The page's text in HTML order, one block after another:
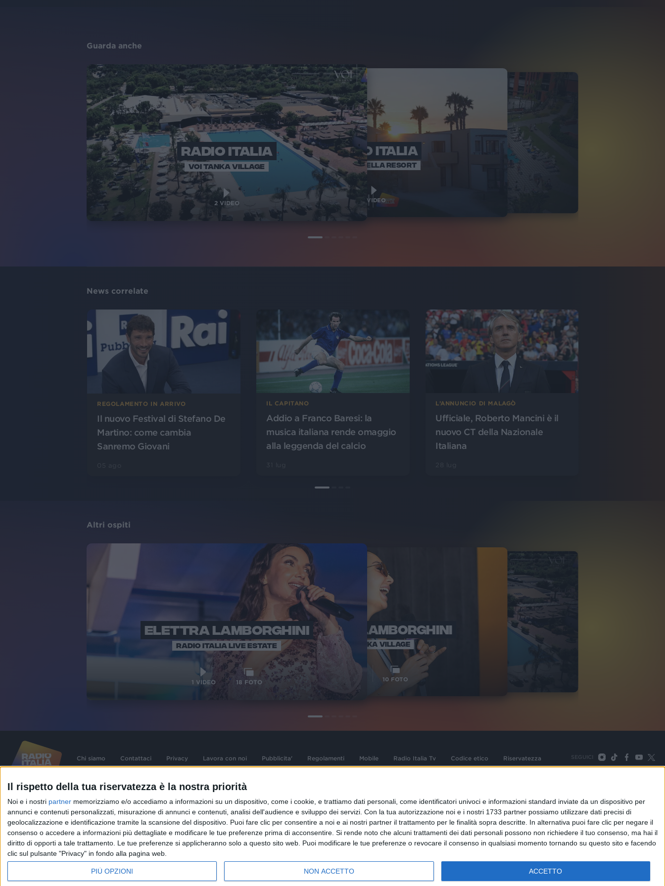
Il rispetto della tua riservatezza è la nostra priorità
Noi e i nostri partner memorizziamo e/o accediamo a informazioni su un dispositivo, come i cookie, e trattiamo dati personali, come identificatori univoci e informazioni standard inviate da un dispositivo per
annunci e contenuti personalizzati, misurazione di annunci e contenuti, analisi dell'audience e sviluppo dei servizi. Con la tua autorizzazione noi e i nostri 1733 partner possiamo utilizzare dati precisi di
geolocalizzazione e identificazione tramite la scansione del dispositivo. Puoi fare clic per consentire a noi e ai nostri partner il trattamento per le finalità sopra descritte. In alternativa puoi fare clic per negare il
consenso o accedere a informazioni più dettagliate e modificare le tue preferenze prima di acconsentire. Si rende noto che alcuni trattamenti dei dati personali possono non richiedere il tuo consenso, ma hai il
diritto di opporti a tale trattamento. Le tue preferenze si applicheranno solo a questo sito web. Puoi modificare le tue preferenze o revocare il consenso in qualsiasi momento tornando su questo sito e facendo
clic sul pulsante "Privacy" in fondo alla pagina web.
PIÙ OPZIONI NON ACCETTO ACCETTO
Guarda anche
RADIO ITALIA
VOI TANKA VILLAGE
2VIDEO
RADIO ITALIA
VOI ARENELLA RESORT
VIDEO
RADIO ITALIA
BRAVO BAIA DI TINDARI 2026
News correlate
REGOLAMENTO IN ARRIVO
Il nuovo Festival di Stefano De
Martino: come cambia
Sanremo Giovani
IL CAPITANO
Addio a Franco Baresi: la
musica italiana rende omaggio
alla leggenda del calcio
L’ANNUNCIO DI MALAGÒ
Ufficiale, Roberto Mancini è il
nuovo CT della Nazionale
Italiana
Altri ospiti
ELETTRA LAMBORGHINI
RADIO ITALIA LIVE ESTATE
1 VIDEO 18 FOTO
ELETTRA LAMBORGHINI
VOI TANKA VILLAGE
10 FOTO
RADIO ITALIA
VOI TANKA VILLAGE
Chi siamo Contattaci Privacy Lavora con noi Pubblicita' Regolamenti Mobile Radio Italia Tv Codice etico Riservatezza SEGUICI
contenute nel sito sono stati assolti gli obblighi derivanti dalla normativa dei diritti d'autore e dei diritti
Capitale Sociale € 580.000,00 interamente versato. Iscr. Reg. Imprese Milano - C.F. e n° iscrizione
06832230152. Iscritta al R.E.A. di Milano al n° 1125258. Testata giornalistica Registrata n°286 - 3 Aprile
1987.
02 25444220
Sede Legale: Via Savona 97, 20144 Milano